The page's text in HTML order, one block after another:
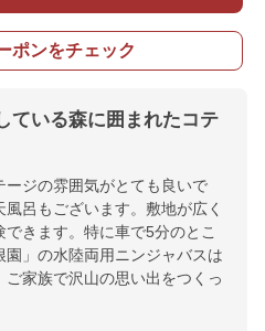
ポンをチェック
ている森に囲まれたコテ
ジの雰囲気がとても良いで
呂もございます。敷地が広く
きます。特に車で5分のとこ
」の水陸両用ニンジャバスは
家族で沢山の思い出をつくっ